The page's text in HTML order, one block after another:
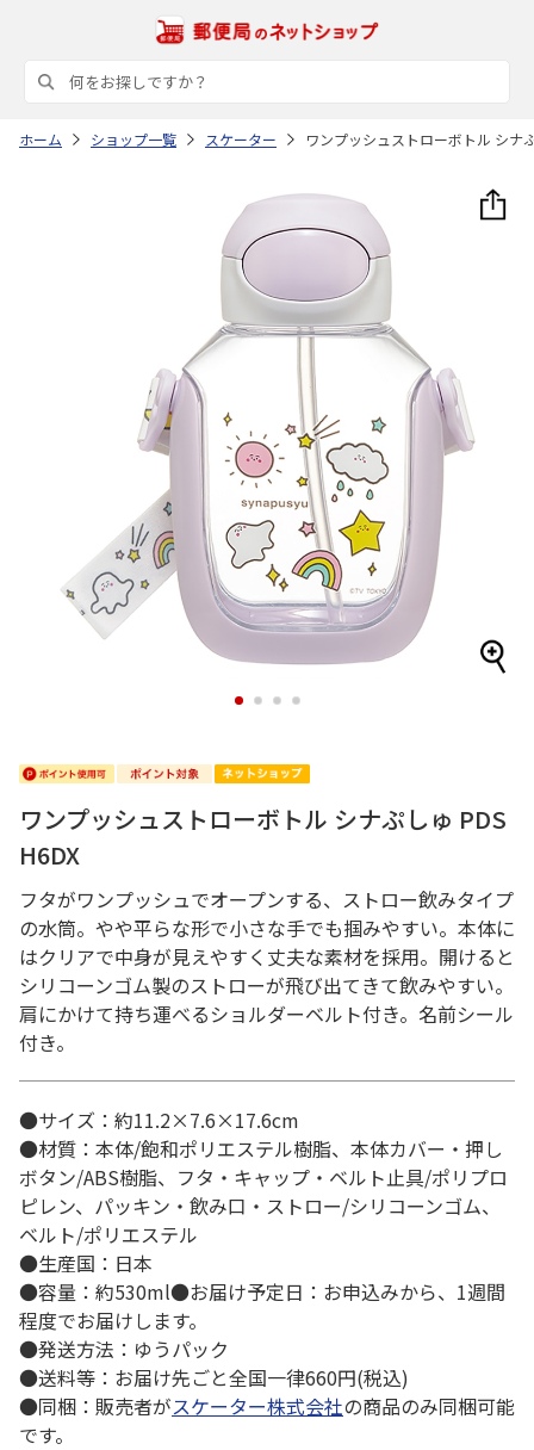
ホーム ショップ一覧 スケーター ワンプッシュストローボトル シナ
1 2 3 4
ワンプッシュストローボトル シナぷしゅ PDS
H6DX
フタがワンプッシュでオープンする、ストロー飲みタイプ
の水筒。やや平らな形で小さな手でも掴みやすい。本体に
はクリアで中身が見えやすく丈夫な素材を採用。開けると
シリコーンゴム製のストローが飛び出てきて飲みやすい。
肩にかけて持ち運べるショルダーベルト付き。名前シール
付き。
●サイズ：約11.2×7.6×17.6cm
●材質：本体/飽和ポリエステル樹脂、本体カバー・押し
ボタン/ABS樹脂、フタ・キャップ・ベルト止具/ポリプロ
ピレン、パッキン・飲み口・ストロー/シリコーンゴム、
ベルト/ポリエステル
●生産国：日本
●容量：約530ml●お届け予定日：お申込みから、1週間
程度でお届けします。
●発送方法：ゆうパック
●送料等：お届け先ごと全国一律660円(税込)
●同梱：販売者がスケーター株式会社の商品のみ同梱可能
です。